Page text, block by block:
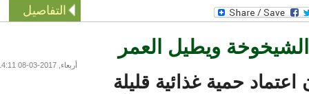
التفاصيل
ويطيل العمر
أربعاء, 2017-03-08 14:11
حمية غذائية قليلة